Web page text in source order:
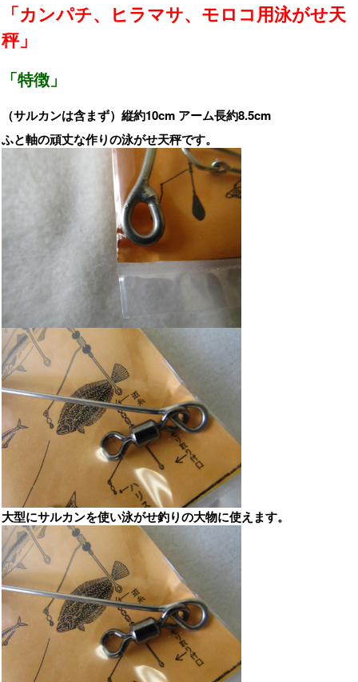
「カンパチ、ヒラマサ、モロコ用泳がせ天
秤」
「特徴」
（サルカンは含まず）縦約10cm アーム長約8.5cm
ふと軸の頑丈な作りの泳がせ天秤です。
大型にサルカンを使い泳がせ釣りの大物に使えます。